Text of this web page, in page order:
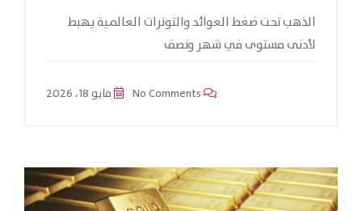
الذهب تحت ضغط العوائد والتوترات العالمية يهبط
لأدنى مستوى في شهر ونصف
مايو 18، 2026